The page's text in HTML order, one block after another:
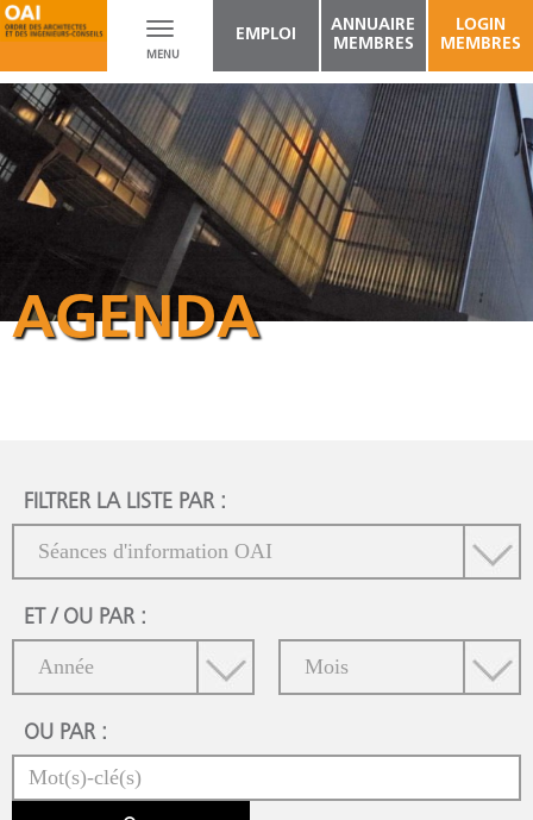
Toggle
navigation
MENU
EMPLOI
ANNUAIRE
MEMBRES
LOGIN
MEMBRES
AGENDA
FILTRER LA LISTE PAR :
ET / OU PAR :
OU PAR :